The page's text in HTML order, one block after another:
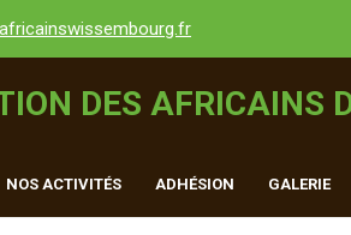
DES AFRICAINS
NOS ACTIVITÉS ADHÉSION GALERIE